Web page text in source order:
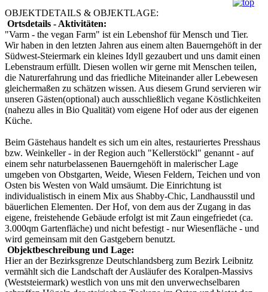
OBJEKTDETAILS & OBJEKTLAGE:
Ortsdetails - Aktivitäten:
"Varm - the vegan Farm" ist ein Lebenshof für Mensch und Tier.
Wir haben in den letzten Jahren aus einem alten Bauerngehöft in der
Südwest-Steiermark ein kleines Idyll gezaubert und uns damit einen
Lebenstraum erfüllt. Diesen wollen wir gerne mit Menschen teilen,
die Naturerfahrung und das friedliche Miteinander aller Lebewesen
gleichermaßen zu schätzen wissen. Aus diesem Grund servieren wir
unseren Gästen(optional) auch ausschließlich vegane Köstlichkeiten
(nahezu alles in Bio Qualität) vom eigene Hof oder aus der eigenen
Küche.
Beim Gästehaus handelt es sich um ein altes, restauriertes Presshaus
bzw. Weinkeller - in der Region auch "Kellerstöckl" genannt - auf
einem sehr naturbelassenen Bauerngehöft in malerischer Lage
umgeben von Obstgarten, Weide, Wiesen Feldern, Teichen und von
Osten bis Westen von Wald umsäumt. Die Einrichtung ist
individualistisch in einem Mix aus Shabby-Chic, Landhausstil und
bäuerlichen Elementen. Der Hof, von dem aus der Zugang in das
eigene, freistehende Gebäude erfolgt ist mit Zaun eingefriedet (ca.
3.000qm Gartenfläche) und nicht befestigt - nur Wiesenfläche - und
wird gemeinsam mit den Gastgebern benutzt.
Objektbeschreibung und Lage:
Hier an der Bezirksgrenze Deutschlandsberg zum Bezirk Leibnitz
vermählt sich die Landschaft der Ausläufer des Koralpen-Massivs
(Weststeiermark) westlich von uns mit den unverwechselbaren